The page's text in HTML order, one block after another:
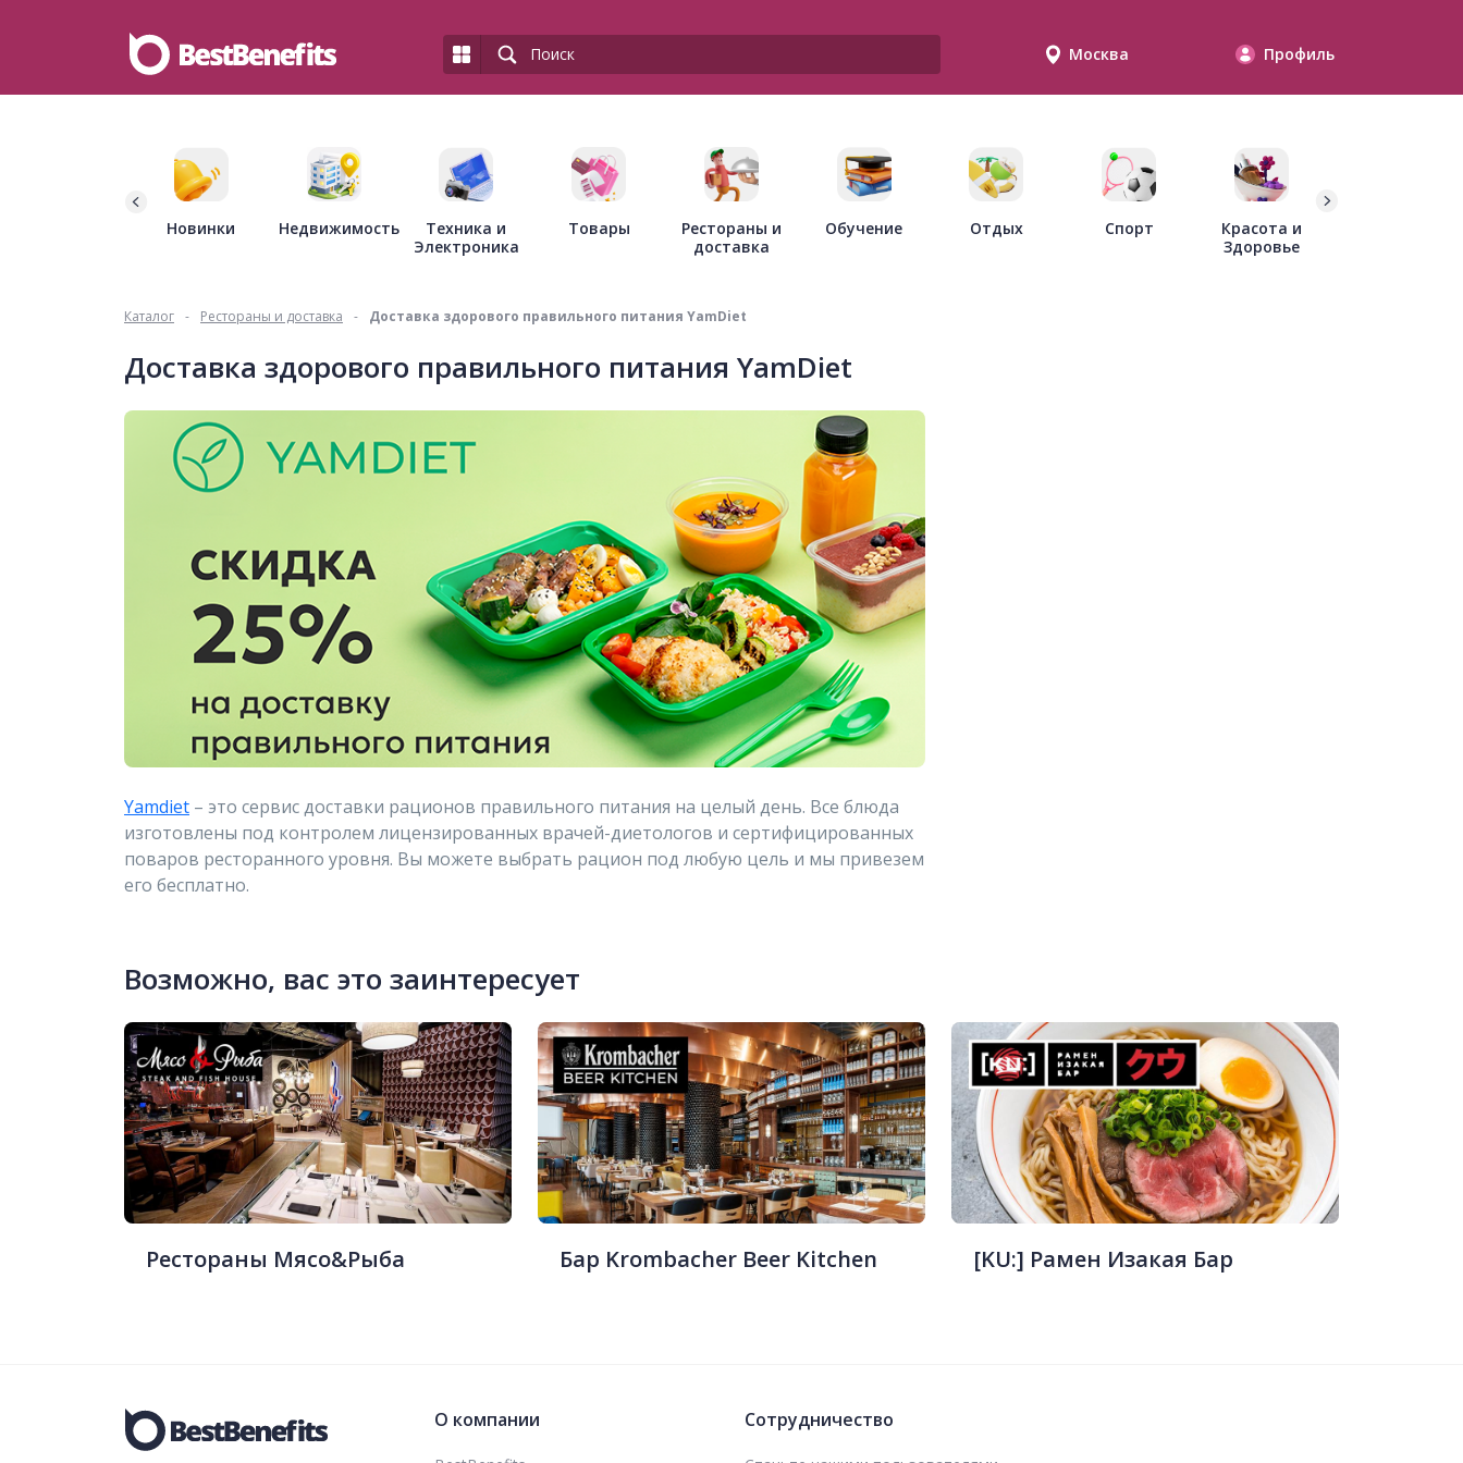
Москва Профиль
Новинки Недвижимость
Техника и
Электроника
Товары
Рестораны и
доставка
Обучение Отдых Спорт
Красота и
Здоровье
Каталог - Рестораны и доставка - Доставка здорового правильного питания YamDiet
Доставка здорового правильного питания YamDiet
Yamdiet – это сервис доставки рационов правильного питания на целый день. Все блюда
изготовлены под контролем лицензированных врачей-диетологов и сертифицированных
поваров ресторанного уровня. Вы можете выбрать рацион под любую цель и мы привезем
его бесплатно.
Возможно, вас это заинтересует
Рестораны Мясо&Рыба Бар Krombacher Beer Kitchen [KU:] Рамен Изакая Бар
О компании Сотрудничество